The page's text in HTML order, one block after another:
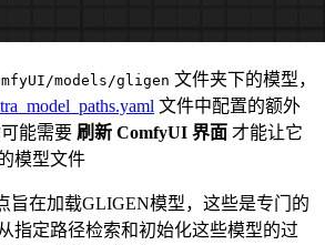
models/gligen 文件夹下的模型，
文件中配置的额外
能需要 刷新 ComfyUI 界面 才能让它
模型文件
旨在加载GLIGEN模型，这些是专门的
指定路径检索和初始化这些模型的过